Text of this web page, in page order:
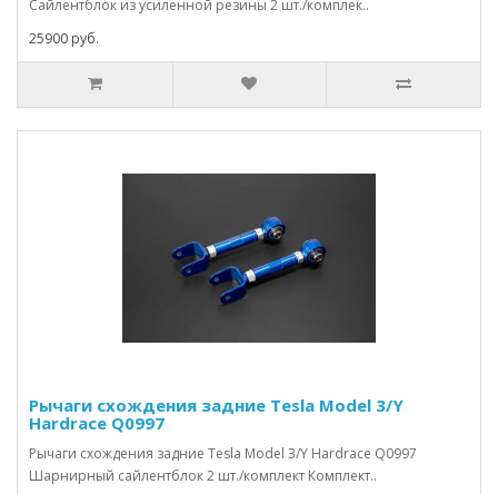
Сайлентблок из усиленной резины 2 шт./комплек..
25900 руб.
Рычаги схождения задние Tesla Model 3/Y
Hardrace Q0997
Рычаги схождения задние Tesla Model 3/Y Hardrace Q0997
Шарнирный сайлентблок 2 шт./комплект Комплект..